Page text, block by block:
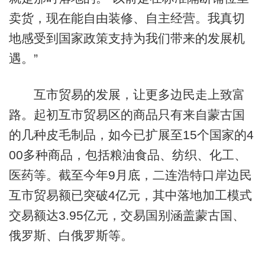
卖货，现在能自由装修、自主经营。我真切
地感受到国家政策支持为我们带来的发展机
遇。”
互市贸易的发展，让更多边民走上致富
路。起初互市贸易区的商品只有来自蒙古国
的几种皮毛制品，如今已扩展至15个国家的4
00多种商品，包括粮油食品、纺织、化工、
医药等。截至今年9月底，二连浩特口岸边民
互市贸易额已突破4亿元，其中落地加工模式
交易额达3.95亿元，交易国别涵盖蒙古国、
俄罗斯、白俄罗斯等。